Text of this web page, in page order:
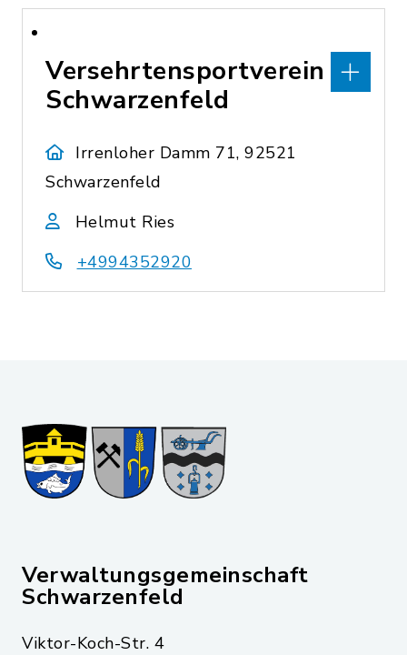
Versehrtensportverein
Schwarzenfeld
Irrenloher Damm 71, 92521
Schwarzenfeld
Helmut Ries
+4994352920
Verwaltungsgemeinschaft
Schwarzenfeld
Viktor-Koch-Str. 4